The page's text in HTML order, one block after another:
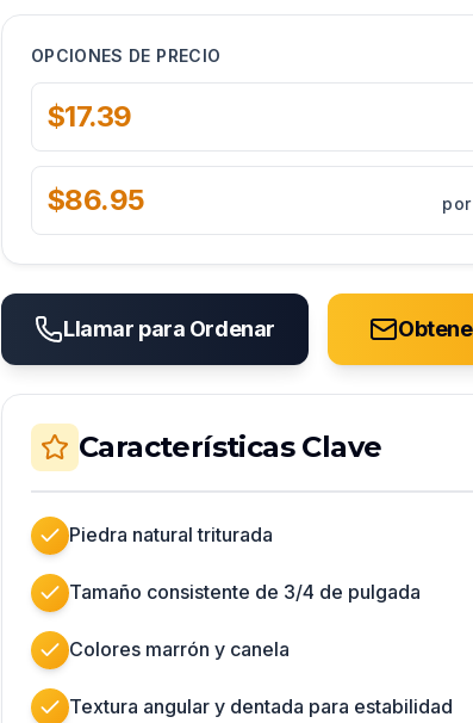
OPCIONES DE PRECIO
$17.39
$86.95
Llamar para Ordenar
Características Clave
Piedra natural triturada
Tamaño consistente de 3/4 de pulgada
Colores marrón y canela
Textura angular y dentada para estabilidad